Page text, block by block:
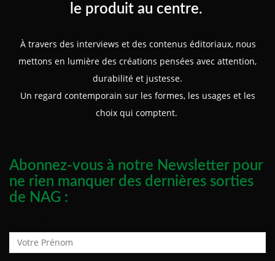
le produit au centre.
À travers des interviews et des contenus éditoriaux, nous
mettons en lumière des créations pensées avec attention,
durabilité et justesse.
Un regard contemporain sur les formes, les usages et les
choix qui comptent.
Abonnez-vous à notre Newsletter pour
ne rien manquer des dernières sorties
de NAG :